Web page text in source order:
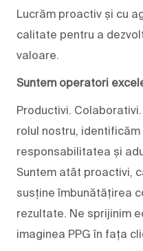
Lucrăm proactiv și cu
calitate pentru a
valoare.
Suntem operatori
Productivi.
rolul nostru,
responsabilitatea și
Suntem atât proactivi,
susține îmbunătățirea
rezultate. Ne sprijinim
imaginea PPG în fața